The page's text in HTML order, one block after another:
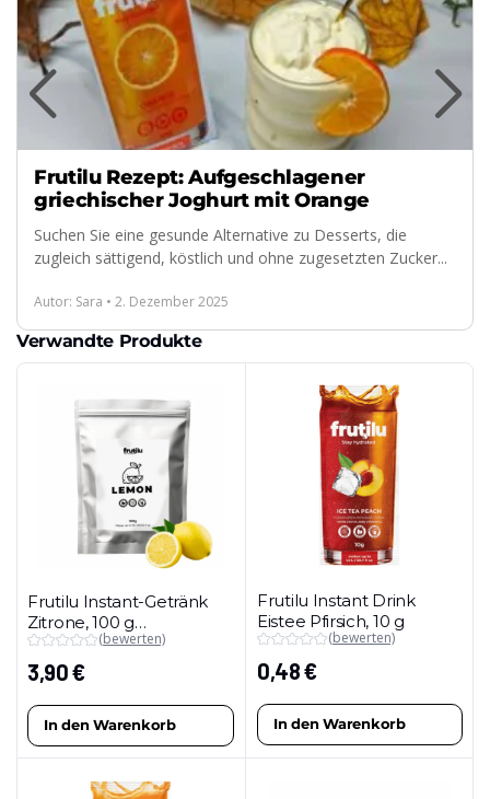
Frutilu Rezept: Aufgeschlagener
griechischer Joghurt mit Orange
Suchen Sie eine gesunde Alternative zu Desserts, die
zugleich sättigend, köstlich und ohne zugesetzten Zucker...
Autor: Sara • 2. Dezember 2025
Verwandte Produkte
Frutilu Instant-Getränk
Zitrone, 100 g
(Maxipackung)
(bewerten)
3,90€
In den Warenkorb
Frutilu Instant Drink
Eistee Pfirsich, 10 g
(bewerten)
0,48€
In den Warenkorb